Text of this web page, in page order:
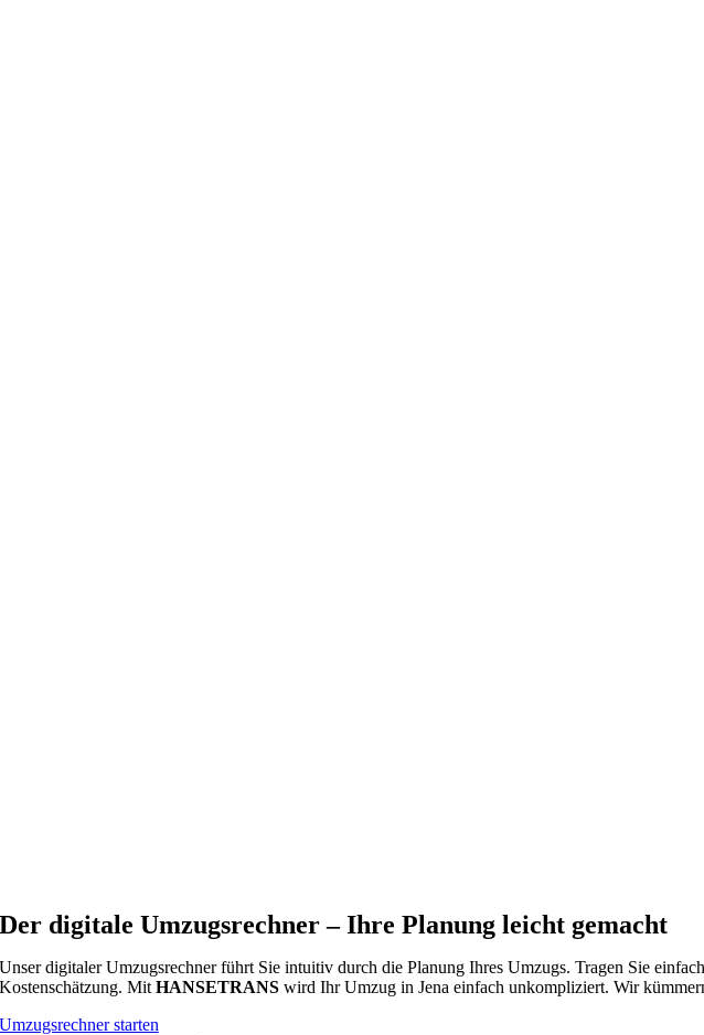
digitale Umzugsrechner – Ihre Planung leicht gemacht
digitaler Umzugsrechner führt Sie intuitiv durch die Planung Ihres Umzugs. Tragen Sie
Mit HANSETRANSwird Ihr Umzug in Jena einfach unkompliziert. Wir
starten